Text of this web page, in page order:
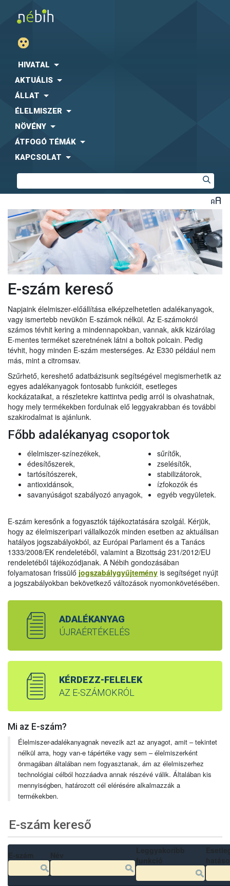
HIVATAL
AKTUÁLIS
ÁLLAT
ÉLELMISZER
NÖVÉNY
ÁTFOGÓ TÉMÁK
KAPCSOLAT
E-szám kereső
Napjaink élelmiszer-előállítása elképzelhetetlen adalékanyagok,
vagy ismertebb nevükön E-számok nélkül. Az E-számokról
számos tévhit kering a mindennapokban, vannak, akik kizárólag
E-mentes terméket szeretnének látni a boltok polcain. Pedig
tévhit, hogy minden E-szám mesterséges. Az E330 például nem
más, mint a citromsav.
Szűrhető, kereshető adatbázisunk segítségével megismerhetik az
egyes adalékanyagok fontosabb funkcióit, esetleges
kockázataikat, a részletekre kattintva pedig arról is olvashatnak,
hogy mely termékekben fordulnak elő leggyakrabban és további
szakirodalmat is ajánlunk.
Főbb adalékanyag csoportok
élelmiszer-színezékek,
édesítőszerek,
tartósítószerek,
antioxidánsok,
savanyúságot szabályozó anyagok,
sűrítők,
zselésítők,
stabilizátorok,
ízfokozók és
egyéb vegyületek.
E-szám keresőnk a fogyasztók tájékoztatására szolgál. Kérjük,
hogy az élelmiszeripari vállalkozók minden esetben az aktuálisan
hatályos jogszabályokból, az Európai Parlament és a Tanács
1333/2008/EK rendeletéből, valamint a Bizottság 231/2012/EU
rendeletéből tájékozódjanak. A Nébih gondozásában
folyamatosan frissülő jogszabálygyűjtemény is segítséget nyújt
a jogszabályokban bekövetkező változások nyomonkövetésében.
ADALÉKANYAG
ÚJRAÉRTÉKELÉS
KÉRDEZZ-FELELEK
AZ E-SZÁMOKRÓL
Mi az E-szám?
Élelmiszer-adalékanyagnak nevezik azt az anyagot, amit – tekintet
nélkül arra, hogy van-e tápértéke vagy sem – élelmiszerként
önmagában általában nem fogyasztanak, ám az élelmiszerhez
technológiai célból hozzáadva annak részévé válik. Általában kis
mennyiségben, határozott cél elérésére alkalmazzák a
termékekben.
E-szám kereső